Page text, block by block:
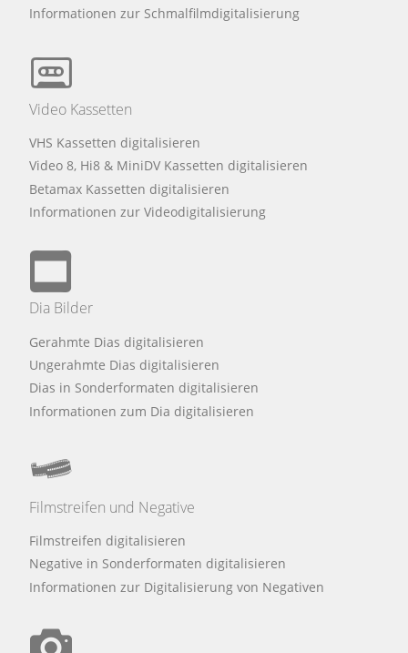
Informationen zur Schmalfilmdigitalisierung
Video Kassetten
VHS Kassetten digitalisieren
Video 8, Hi8 & MiniDV Kassetten digitalisieren
Betamax Kassetten digitalisieren
Informationen zur Videodigitalisierung
Dia Bilder
Gerahmte Dias digitalisieren
Ungerahmte Dias digitalisieren
Dias in Sonderformaten digitalisieren
Informationen zum Dia digitalisieren
Filmstreifen und Negative
Filmstreifen digitalisieren
Negative in Sonderformaten digitalisieren
Informationen zur Digitalisierung von Negativen